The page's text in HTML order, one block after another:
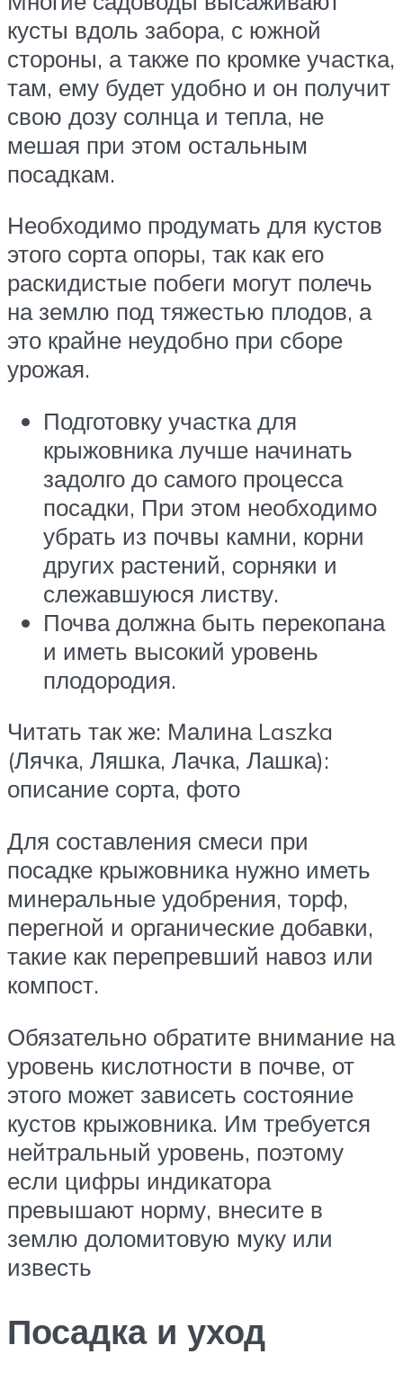
кусты вдоль забора, с южной
стороны, а также по кромке участка,
там, ему будет удобно и он получит
свою дозу солнца и тепла, не
мешая при этом остальным
посадкам.
Необходимо продумать для кустов
этого сорта опоры, так как его
раскидистые побеги могут полечь
на землю под тяжестью плодов, а
это крайне неудобно при сборе
урожая.
Подготовку участка для
крыжовника лучше начинать
задолго до самого процесса
посадки, При этом необходимо
убрать из почвы камни, корни
других растений, сорняки и
слежавшуюся листву.
Почва должна быть перекопана
и иметь высокий уровень
плодородия.
Читать так же: Малина Laszka
(Лячка, Ляшка, Лачка, Лашка):
описание сорта, фото
Для составления смеси при
посадке крыжовника нужно иметь
минеральные удобрения, торф,
перегной и органические добавки,
такие как перепревший навоз или
компост.
Обязательно обратите внимание на
уровень кислотности в почве, от
этого может зависеть состояние
кустов крыжовника. Им требуется
нейтральный уровень, поэтому
если цифры индикатора
превышают норму, внесите в
землю доломитовую муку или
известь
Посадка и уход